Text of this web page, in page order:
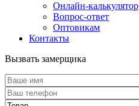
Онлайн-калькулятор
Вопрос-ответ
Оптовикам
Контакты
Вызвать замерщика